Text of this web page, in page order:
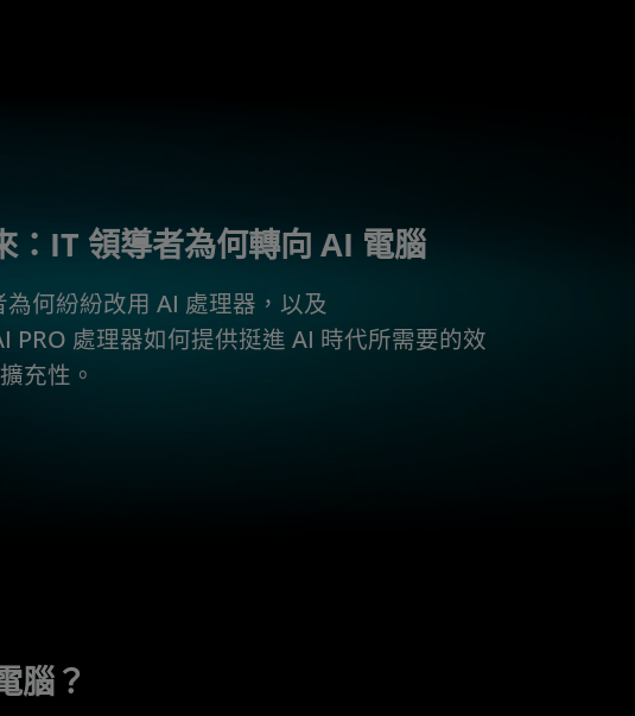
：IT 領導者為何轉向 AI 電腦
為何紛紛改用 AI 處理器，以及
PRO 處理器如何提供挺進 AI 時代所需要的效
充性。
腦？